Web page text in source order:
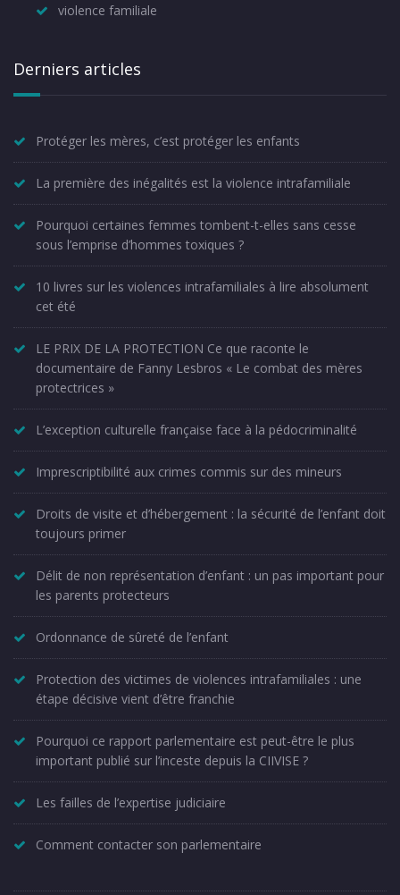
violence familiale
Derniers articles
Protéger les mères, c’est protéger les enfants
La première des inégalités est la violence intrafamiliale
Pourquoi certaines femmes tombent-t-elles sans cesse
sous l’emprise d’hommes toxiques ?
10 livres sur les violences intrafamiliales à lire absolument
cet été
LE PRIX DE LA PROTECTION Ce que raconte le
documentaire de Fanny Lesbros « Le combat des mères
protectrices »
L’exception culturelle française face à la pédocriminalité
Imprescriptibilité aux crimes commis sur des mineurs
Droits de visite et d’hébergement : la sécurité de l’enfant doit
toujours primer
Délit de non représentation d’enfant : un pas important pour
les parents protecteurs
Ordonnance de sûreté de l’enfant
Protection des victimes de violences intrafamiliales : une
étape décisive vient d’être franchie
Pourquoi ce rapport parlementaire est peut-être le plus
important publié sur l’inceste depuis la CIIVISE ?
Les failles de l’expertise judiciaire
Comment contacter son parlementaire